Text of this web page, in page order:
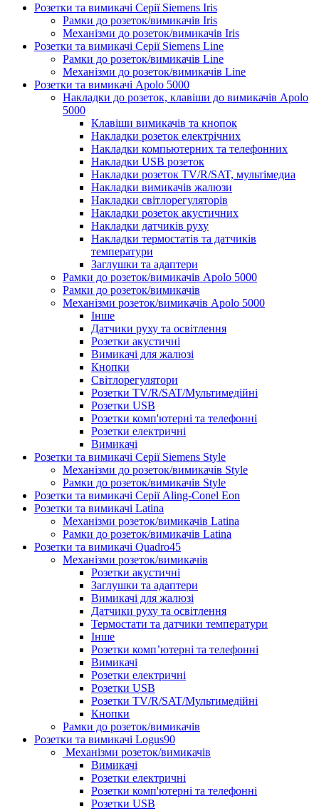
Розетки та вимикачі Серії Siemens Iris
Рамки до розеток/вимикачів Iris
Механізми до розеток/вимикачів Iris
Розетки та вимикачі Серії Siemens Line
Рамки до розеток/вимикачів Line
Механізми до розеток/вимикачів Line
Розетки та вимикачі Apolo 5000
Накладки до розеток, клавіши до вимикачів Apolo
5000
Клавіши вимикачів та кнопок
Накладки розеток електрічних
Накладки компьютерних та телефонних
Накладки USB розеток
Накладки розеток TV/R/SAT, мультімедиа
Накладки вимикачів жалюзи
Накладки світлорегуляторів
Накладки розеток акустичних
Накладки датчиків руху
Накладки термостатів та датчиків
температури
Заглушки та адаптери
Рамки до розеток/вимикачів Apolo 5000
Рамки до розеток/вимикачів
Механізми розеток/вимикачів Apolo 5000
Інше
Датчики руху та освітлення
Розетки акустичні
Вимикачі для жалюзі
Кнопки
Світлорегулятори
Розетки TV/R/SAT/Мультимедійні
Розетки USB
Розетки комп'ютерні та телефонні
Розетки електричні
Вимикачі
Розетки та вимикачі Серії Siemens Style
Механізми до розеток/вимикачів Style
Рамки до розеток/вимикачів Style
Розетки та вимикачі Серії Aling-Conel Eon
Розетки та вимикачі Latina
Механізми розеток/вимикачів Latina
Рамки до розеток/вимикачів Latina
Розетки та вимикачі Quadro45
Механізми розеток/вимикачів
Розетки акустичні
Заглушки та адаптери
Вимикачі для жалюзі
Датчики руху та освітлення
Термостати та датчики температури
Інше
Розетки комп’ютерні та телефонні
Вимикачі
Розетки електричні
Розетки USB
Розетки TV/R/SAT/Мультимедійні
Кнопки
Рамки до розеток/вимикачів
Розетки та вимикачі Logus90
Механізми розеток/вимикачів
Вимикачі
Розетки електричні
Розетки комп'ютерні та телефонні
Розетки USB